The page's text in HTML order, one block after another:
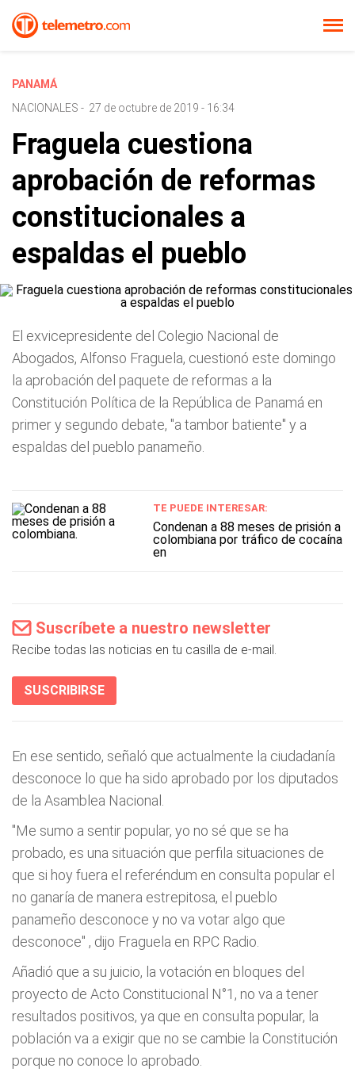
PANAMÁ
NACIONALES - 27 de octubre de 2019 - 16:34
Fraguela cuestiona
aprobación de reformas
constitucionales a
espaldas el pueblo
El exvicepresidente del Colegio Nacional de
Abogados, Alfonso Fraguela, cuestionó este domingo
la aprobación del paquete de reformas a la
Constitución Política de la República de Panamá en
primer y segundo debate, "a tambor batiente" y a
espaldas del pueblo panameño.
TE PUEDE INTERESAR:
Condenan a 88 meses de prisión a
colombiana por tráfico de cocaína
en
Suscríbete a nuestro newsletter
Recibe todas las noticias en tu casilla de e-mail.
SUSCRIBIRSE
En ese sentido, señaló que actualmente la ciudadanía
desconoce lo que ha sido aprobado por los diputados
de la Asamblea Nacional.
"Me sumo a sentir popular, yo no sé que se ha
probado, es una situación que perfila situaciones de
que si hoy fuera el referéndum en consulta popular el
no ganaría de manera estrepitosa, el pueblo
panameño desconoce y no va votar algo que
desconoce" , dijo Fraguela en RPC Radio.
Añadió que a su juicio, la votación en bloques del
proyecto de Acto Constitucional N°1, no va a tener
resultados positivos, ya que en consulta popular, la
población va a exigir que no se cambie la Constitución
porque no conoce lo aprobado.